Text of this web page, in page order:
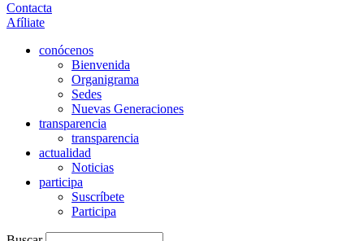
Contacta
Afíliate
conócenos
Bienvenida
Organigrama
Sedes
Nuevas Generaciones
transparencia
transparencia
actualidad
Noticias
participa
Suscríbete
Participa